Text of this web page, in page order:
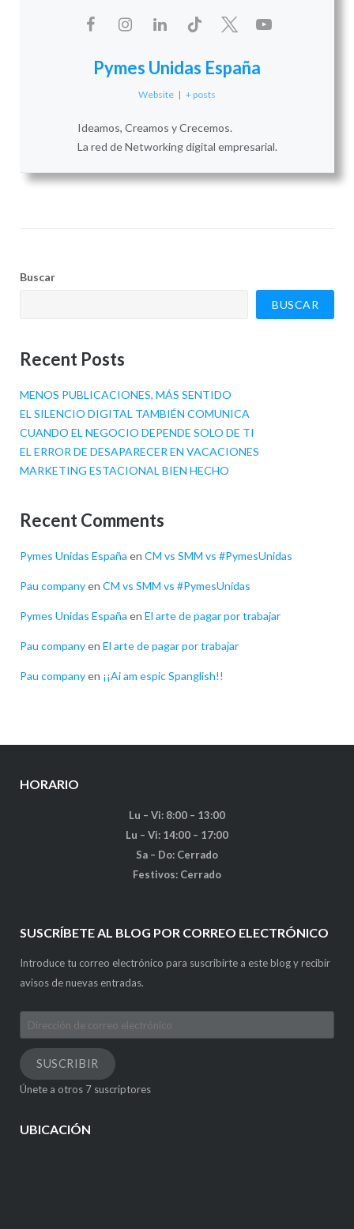
Pymes Unidas España
Website | + posts
Ideamos, Creamos y Crecemos.
La red de Networking digital empresarial.
Buscar
BUSCAR
Recent Posts
MENOS PUBLICACIONES, MÁS SENTIDO
EL SILENCIO DIGITAL TAMBIÉN COMUNICA
CUANDO EL NEGOCIO DEPENDE SOLO DE TI
EL ERROR DE DESAPARECER EN VACACIONES
MARKETING ESTACIONAL BIEN HECHO
Recent Comments
Pymes Unidas España en CM vs SMM vs #PymesUnidas
Pau companyen CM vs SMM vs #PymesUnidas
Pymes Unidas España en El arte de pagar por trabajar
Pau companyen El arte de pagar por trabajar
Pau companyen ¡¡Ai am espic Spanglish!!
HORARIO
Lu – Vi: 8:00 – 13:00
Lu – Vi: 14:00 – 17:00
Sa – Do: Cerrado
Festivos: Cerrado
SUSCRÍBETE AL BLOG POR CORREO ELECTRÓNICO
Introduce tu correo electrónico para suscribirte a este blog y recibir
avisos de nuevas entradas.
Dirección
de
correo
electrónico
SUSCRIBIR
Únete a otros 7 suscriptores
UBICACIÓN